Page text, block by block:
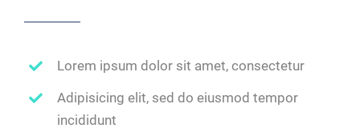
Lorem ipsum dolor sit amet, consectetur
Adipisicing elit, sed do eiusmod tempor
incididunt